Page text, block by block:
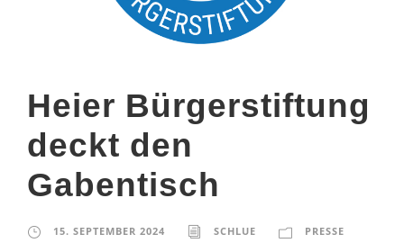
Heier Bürgerstiftung
deckt den
Gabentisch
15. SEPTEMBER 2024 SCHLUE PRESSE